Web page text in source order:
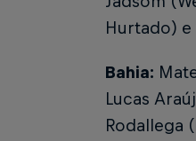
Hurtado)
Bahia:
Lucas
Rodallega